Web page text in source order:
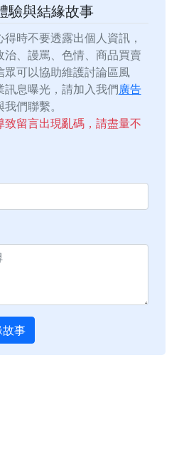
驗與結緣故事
時不要透露出個人資訊，
、謾罵、色情、商品買賣
可以協助維護討論區風
息曝光，請加入我們廣告
我們聯繫。
留言出現亂碼，請盡量不
事